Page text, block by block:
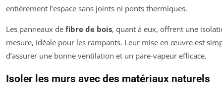
entièrement l’espace sans joints ni ponts thermiques.
Les panneaux de fibre de bois, quant à eux, offrent une
mesure, idéale pour les rampants. Leur mise en œuvre est
d’assurer une bonne ventilation et un pare-vapeur efficace.
Isoler les murs avec des matériaux naturels